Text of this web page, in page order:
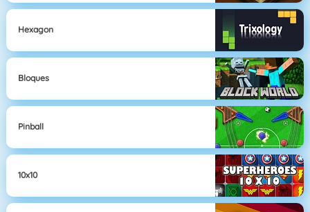
Hexagon
Bloques
Pinball
10x10